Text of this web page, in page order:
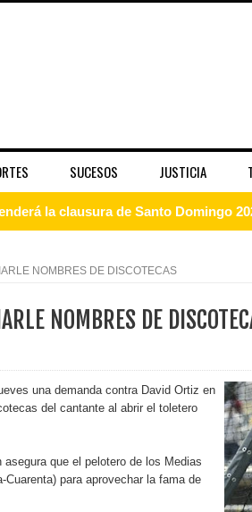
SUCESOS JUSTICIA
la clausura de Santo Domingo
del coro “Más que Vencedores” y
Caribe
del Premio Nacional de Artes
y Banreservas lanzan convocatoria
con una noche de fusiones
NOMBRES DE DISCOTECAS
NOMBRES DE
una demanda contra David Ortiz en
del cantante al abrir el toletero
que el pelotero de los Medias
para aprovechar la fama de